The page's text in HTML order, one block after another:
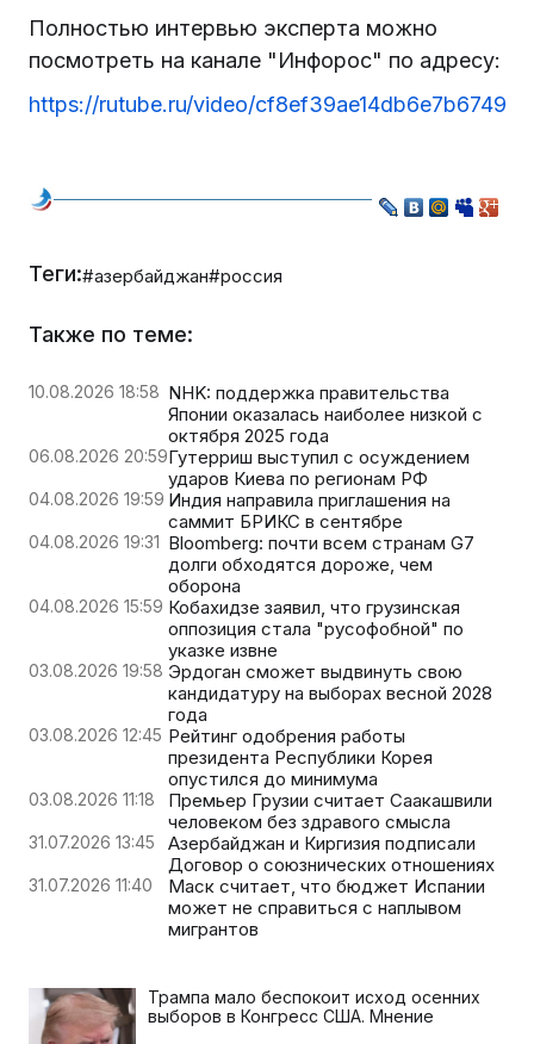
Полностью интервью эксперта можно
посмотреть на канале "Инфорос" по адресу:
https://rutube.ru/video/
Теги:#азербайджан#россия
Также по теме:
10.08.2026 18:58 NHK: поддержка правительства
Японии оказалась наиболее низкой с
октября 2025 года
06.08.2026 20:59Гутерриш выступил с осуждением
ударов Киева по регионам РФ
04.08.2026 19:59 Индия направила приглашения на
саммит БРИКС в сентябре
04.08.2026 19:31 Bloomberg: почти всем странам G7
долги обходятся дороже, чем
оборона
04.08.2026 15:59 Кобахидзе заявил, что грузинская
оппозиция стала "русофобной" по
указке извне
03.08.2026 19:58 Эрдоган сможет выдвинуть свою
кандидатуру на выборах весной 2028
года
03.08.2026 12:45 Рейтинг одобрения работы
президента Республики Корея
опустился до минимума
03.08.2026 11:18
Премьер Грузии считает Саакашвили
человеком без здравого смысла
31.07.2026 13:45
Азербайджан и Киргизия подписали
Договор о союзнических отношениях
31.07.2026 11:40
Маск считает, что бюджет Испании
может не справиться с наплывом
мигрантов
Трампа мало беспокоит исход осенних
выборов в Конгресс США. Мнение